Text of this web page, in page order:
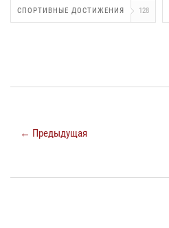
СПОРТИВНЫЕ ДОСТИЖЕНИЯ 128
← Предыдущая